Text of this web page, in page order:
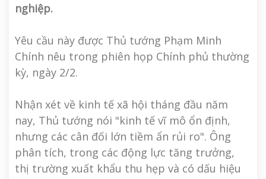
nghiệp.
Yêu cầu này được Thủ tướng Phạm Minh
Chính nêu trong phiên họp Chính phủ thường
kỳ, ngày 2/2.
Nhận xét về kinh tế xã hội tháng đầu năm
nay, Thủ tướng nói "kinh tế vĩ mô ổn định,
nhưng các cân đối lớn tiềm ẩn rủi ro". Ông
phân tích, trong các động lực tăng trưởng,
thị trường xuất khẩu thu hẹp và có dấu hiệu